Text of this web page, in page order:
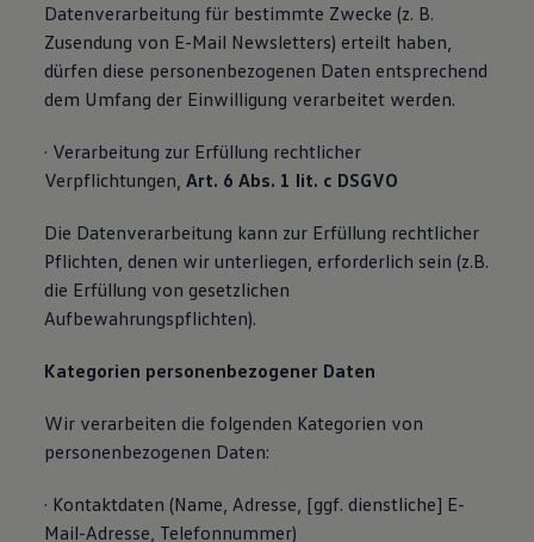
Datenverarbeitung für bestimmte Zwecke (z. B.
Zusendung von E-Mail Newsletters) erteilt haben,
dürfen diese personenbezogenen Daten entsprechend
dem Umfang der Einwilligung verarbeitet werden.
· Verarbeitung zur Erfüllung rechtlicher
Verpflichtungen,Art. 6 Abs. 1 lit. c DSGVO
Die Datenverarbeitung kann zur Erfüllung rechtlicher
Pflichten, denen wir unterliegen, erforderlich sein (z.B.
die Erfüllung von gesetzlichen
Aufbewahrungspflichten).
Kategorien personenbezogener Daten
Wir verarbeiten die folgenden Kategorien von
personenbezogenen Daten:
· Kontaktdaten (Name, Adresse, [ggf. dienstliche] E-
Mail-Adresse, Telefonnummer)